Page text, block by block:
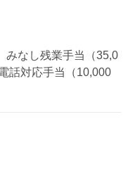
みなし残業手当（35,0
対応手当（10,000